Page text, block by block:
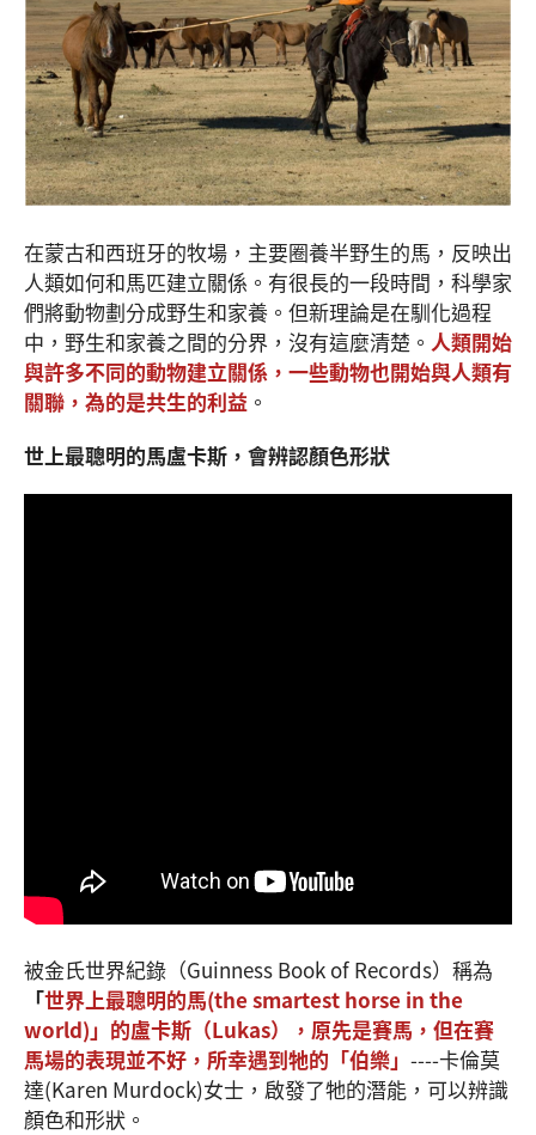
在蒙古和西班牙的牧場，主要圈養半野生的馬，反映出
人類如何和馬匹建立關係。有很長的一段時間，科學家
們將動物劃分成野生和家養。但新理論是在馴化過程
中，野生和家養之間的分界，沒有這麼清楚。 人類開始
與許多不同的動物建立關係，一些動物也開始與人類有
關聯，為的是共生的利益 。
世上最聰明的馬盧卡斯 ， 會辨認顏色形狀
被金氏世界紀錄（Guinness Book of Records）稱為
「世界上最聰明的馬(the smartest horse in the
world)」的盧卡斯（Lukas），原先是賽馬，但在賽
馬場的表現並不好，所幸遇到牠的「伯樂」 ----卡倫莫
達(Karen Murdock)女士，啟發了牠的潛能，可以辨識
顏色和形狀。